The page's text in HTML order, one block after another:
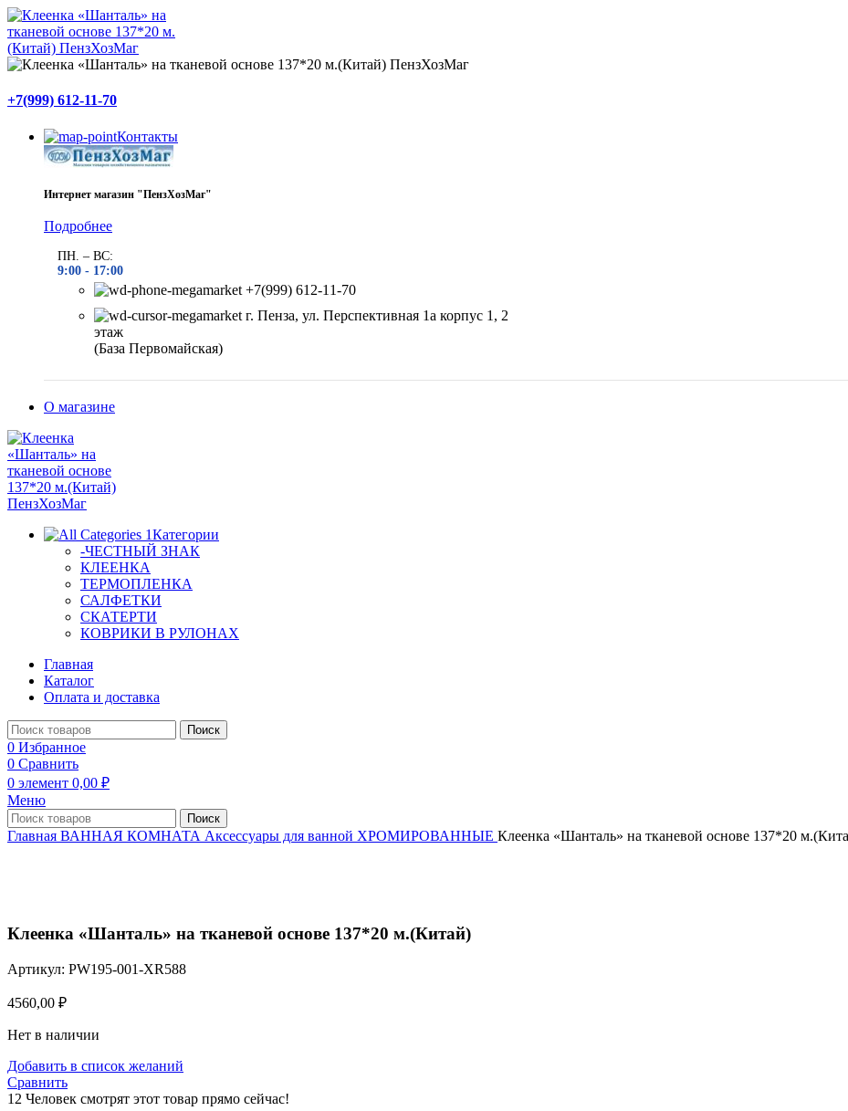
+7(999) 612-11-70
Контакты
Интернет магазин "ПензХозМаг"
Подробнее
ПН. – ВС:
9:00 - 17:00
+7(999) 612-11-70
г. Пенза, ул. Перспективная 1а корпус 1, 2
этаж
(База Первомайская)
О магазине
Категории
-ЧЕСТНЫЙ ЗНАК
КЛЕЕНКА
ТЕРМОПЛЕНКА
САЛФЕТКИ
СКАТЕРТИ
КОВРИКИ В РУЛОНАХ
Главная
Каталог
Оплата и доставка
Поиск
0 Избранное
0 Сравнить
0 элемент 0,00 ₽
Меню
Поиск
Главная ВАННАЯ КОМНАТА Аксессуары для ванной ХРОМИРОВАННЫЕ Клеенка «Шанталь» на тканевой основе 137*20
Клеенка «Шанталь» на тканевой основе 137*20 м.(Китай)
Артикул: PW195-001-XR588
4560,00 ₽
Нет в наличии
Добавить в список желаний
Сравнить
12 Человек смотрят этот товар прямо сейчас!